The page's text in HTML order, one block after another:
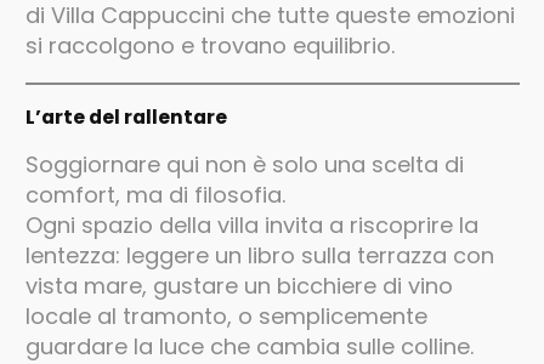
di Villa Cappuccini che tutte queste emozioni
si raccolgono e trovano equilibrio.
L’arte del rallentare
Soggiornare qui non è solo una scelta di
comfort, ma di filosofia.
Ogni spazio della villa invita a riscoprire la
lentezza: leggere un libro sulla terrazza con
vista mare, gustare un bicchiere di vino
locale al tramonto, o semplicemente
guardare la luce che cambia sulle colline.